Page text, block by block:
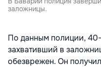
заложницы.
По данным полиции, 40-
захвативший в
обезврежен. Он